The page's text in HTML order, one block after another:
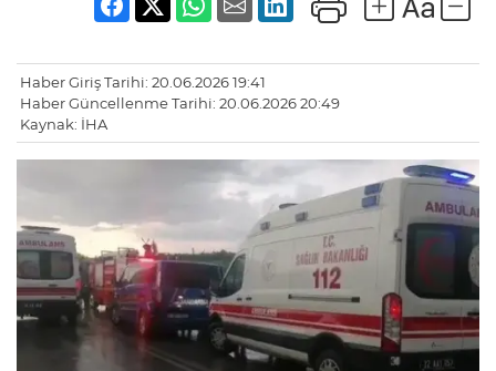
Haber Giriş Tarihi: 20.06.2026 19:41
Haber Güncellenme Tarihi: 20.06.2026 20:49
Kaynak: İHA